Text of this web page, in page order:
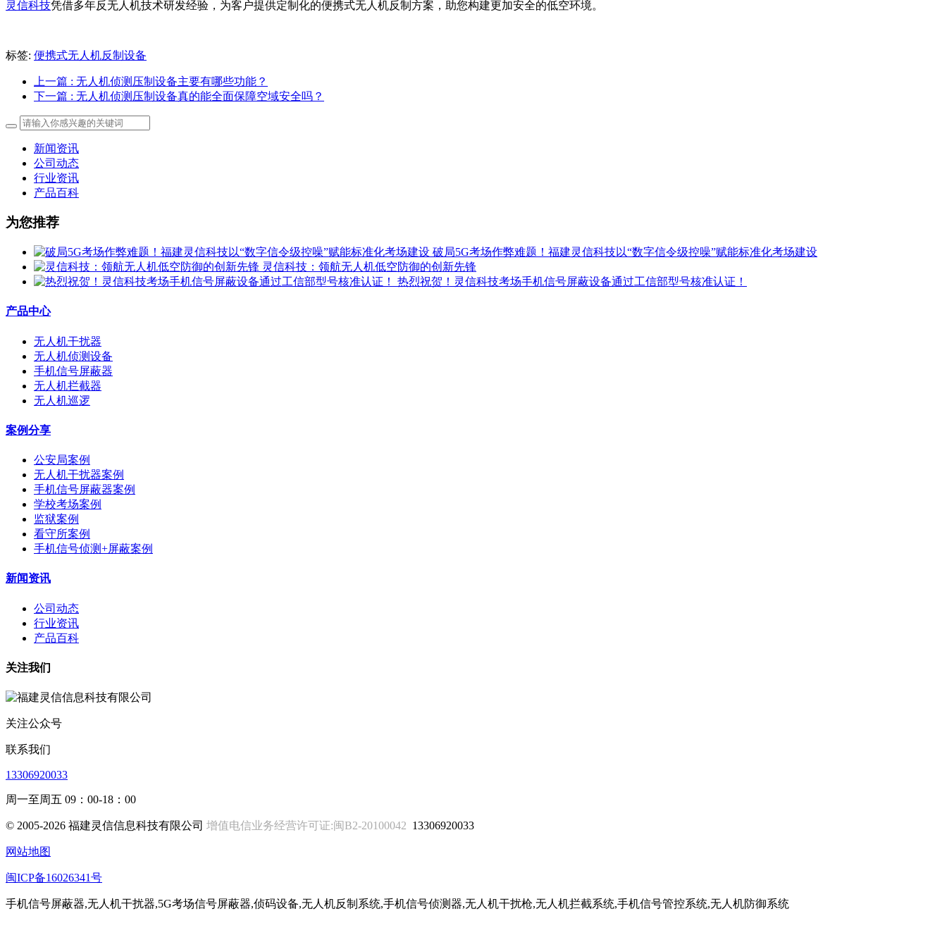
灵信科技凭借多年反无人机技术研发经验，为客户提供定制化的便携式无人机反制方案，助您构建更加安全的低空环境。
标签: 便携式无人机反制设备
上一篇 : 无人机侦测压制设备主要有哪些功能？
下一篇 : 无人机侦测压制设备真的能全面保障空域安全吗？
新闻资讯
公司动态
行业资讯
产品百科
为您推荐
破局5G考场作弊难题！福建灵信科技以“数字信令级控噪”赋能标准化考场建设
灵信科技：领航无人机低空防御的创新先锋
热烈祝贺！灵信科技考场手机信号屏蔽设备通过工信部型号核准认证！
产品中心
无人机干扰器
无人机侦测设备
手机信号屏蔽器
无人机拦截器
无人机巡逻
案例分享
公安局案例
无人机干扰器案例
手机信号屏蔽器案例
学校考场案例
监狱案例
看守所案例
手机信号侦测+屏蔽案例
新闻资讯
公司动态
行业资讯
产品百科
关注我们
关注公众号
联系我们
13306920033
周一至周五 09：00-18：00
© 2005-2026 福建灵信信息科技有限公司 增值电信业务经营许可证:闽B2-20100042 13306920033
网站地图
闽ICP备16026341号
手机信号屏蔽器,无人机干扰器,5G考场信号屏蔽器,侦码设备,无人机反制系统,手机信号侦测器,无人机干扰枪,无人机拦截系统,手机信号管控系统,无人机防御系统